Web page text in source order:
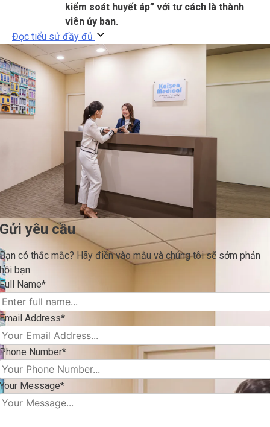
kiểm soát huyết áp” với tư cách là thành
viên ủy ban.
Đọc tiểu sử đầy đủ
yêu cầu
có thắc mắc? Hãy điền vào mẫu và chúng tôi sẽ sớm phản
bạn.
Name*
Address*
Number*
Message*